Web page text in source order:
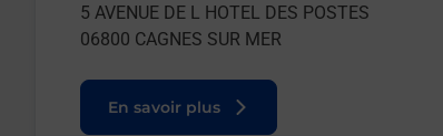
5 AVENUE DE L HOTEL DES POSTES
06800 CAGNES SUR MER
En savoir plus